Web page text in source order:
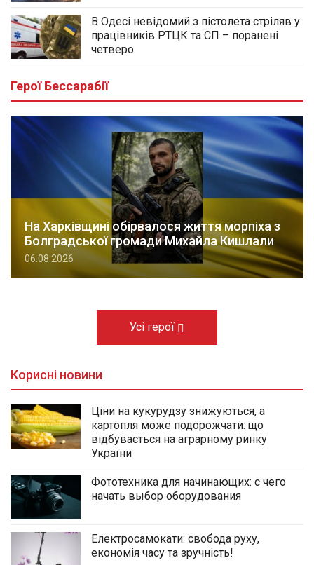
В Одесі невідомий з пістолета стріляв у
працівників РТЦК та СП – поранені
четверо
Герої Бессарабії
На Харківщині обірвалося життя морпіха з
Болградської громади Михайла Кишлали
06.08.2026
Усі герої
Корисні новини
Ціни на кукурудзу знижуються, а
картопля може подорожчати: що
відбувається на аграрному ринку
України
Фототехника для начинающих: с чего
начать выбор оборудования
Електросамокати: свобода руху,
економія часу та зручність!